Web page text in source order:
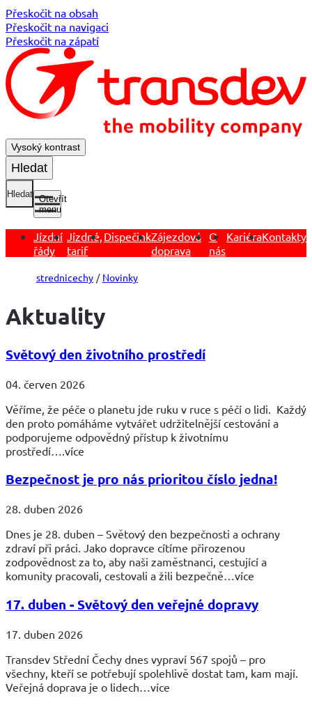
Přeskočit na obsah
Přeskočit na navigaci
Přeskočit na zápatí
Vysoký kontrast
Hledat
Hledat
Otevřít
menu
Jízdní
řády
Jízdné,
tarif
DispečinkZájezdová
doprava
O
nás
KariéraKontakty
strednicechy Novinky
Aktuality
Světový den životního prostředí
04. červen 2026
Věříme, že péče o planetu jde ruku v ruce s péčí o lidi. Každý
den proto pomáháme vytvářet udržitelnější cestování a
podporujeme odpovědný přístup k životnímu
prostředí….více
Bezpečnost je pro nás prioritou číslo jedna!
28. duben 2026
Dnes je 28. duben – Světový den bezpečnosti a ochrany
zdraví při práci. Jako dopravce cítíme přirozenou
zodpovědnost za to, aby naši zaměstnanci, cestující a
komunity pracovali, cestovali a žili bezpečně…více
17. duben - Světový den veřejné dopravy
17. duben 2026
Transdev Střední Čechy dnes vypraví 567 spojů – pro
všechny, kteří se potřebují spolehlivě dostat tam, kam mají.
Veřejná doprava je o lidech…více